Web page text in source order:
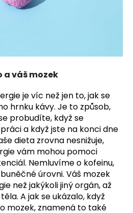
a váš mozek
je víc než jen to, jak se
hrnku kávy. Je to způsob,
probudíte, když se
a když jste na konci dne
dieta zrovna nesnižuje,
vám mohou pomoci
Nemluvíme o kofeinu,
úrovni. Váš mozek
než jakýkoli jiný orgán, až
A jak se ukázalo, když
mozek, znamená to také